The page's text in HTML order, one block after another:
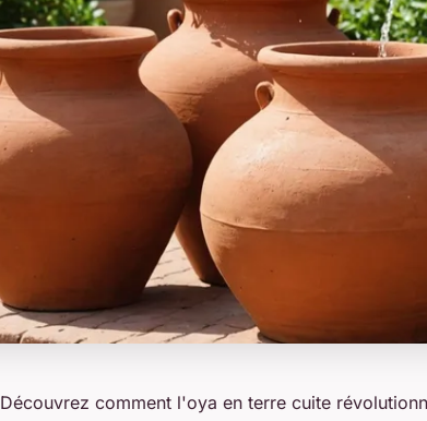
Découvrez comment l'oya en terre cuite